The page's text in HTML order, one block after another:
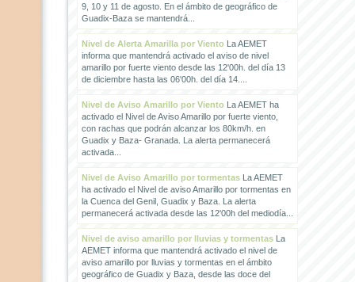
9, 10 y 11 de agosto. En el ámbito de geográfico de
Guadix-Baza se mantendrá...
Nivel de Alerta Amarilla por VientoLa AEMET
informa que mantendrá activado el aviso de nivel
amarillo por fuerte viento desde las 12'00h. del día 13
de diciembre hasta las 06'00h. del día 14....
Nivel de Aviso Amarillo por VientoLa AEMET ha
activado el Nivel de Aviso Amarillo por fuerte viento,
con rachas que podrán alcanzar los 80km/h. en
Guadix y Baza- Granada. La alerta permanecerá
activada...
Nivel de Aviso Amarillo por tormentasLa AEMET
ha activado el Nivel de aviso Amarillo por tormentas en
la Cuenca del Genil, Guadix y Baza. La alerta
permanecerá activada desde las 12'00h del mediodía...
Nivel de aviso amarillo por lluvias y tormentasLa
AEMET informa que mantendrá activado el nivel de
aviso amarillo por lluvias y tormentas en el ámbito
geográfico de Guadix y Baza, desde las doce del